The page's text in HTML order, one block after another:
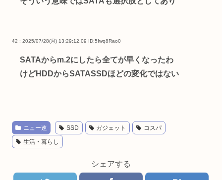
42 : 2025/07/28(月) 13:29:12.09 ID:5Iwq8Rao0
SATAからm.2にしたら全てが早くなったわ
けどHDDからSATASSDほどの変化ではない
ニュー速 SSD ガジェット コスパ
生活・暮らし
シェアする